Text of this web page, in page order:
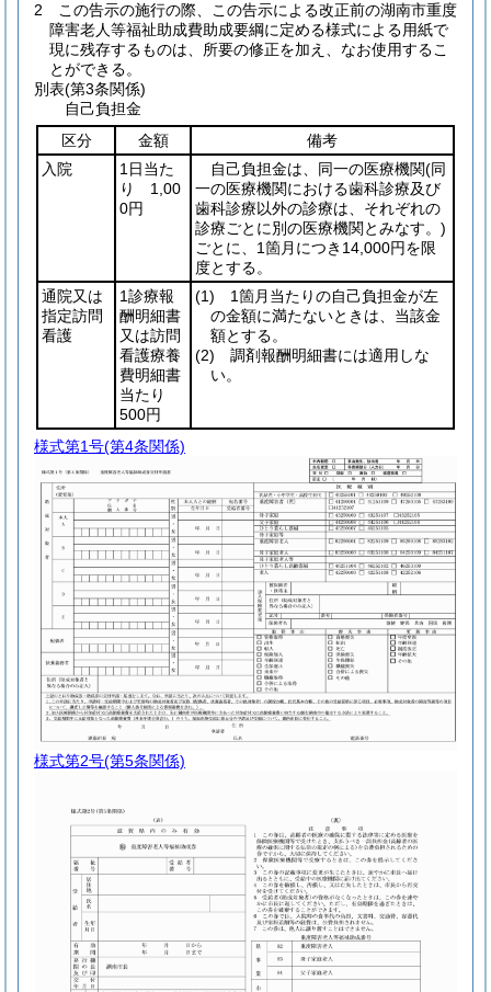
2
この告示の施行の際、この告示による改正前の湖南市重度
障害老人等福祉助成費助成要綱に定める様式による用紙で
現に残存するものは、所要の修正を加え、なお使用するこ
とができる。
別表(第3条関係)
自己負担金
区分
金額
備考
入院
1日当た
り 1,00
0円
自己負担金は、同一の医療機関(同
一の医療機関における歯科診療及び
歯科診療以外の診療は、それぞれの
診療ごとに別の医療機関とみなす。)
ごとに、1箇月につき14,000円を限
度とする。
通院又は
指定訪問
看護
1診療報
酬明細書
又は訪問
看護療養
費明細書
当たり
500円
(1) 1箇月当たりの自己負担金が左
の金額に満たないときは、当該金
額とする。
(2) 調剤報酬明細書には適用しな
い。
様式第1号(第4条関係)
様式第2号(第5条関係)